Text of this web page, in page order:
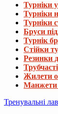
Турніки
Турніки
Турніки
Бруси
Турнік
Стійки
Резинки
Жилети
Манжети
Тренувальні